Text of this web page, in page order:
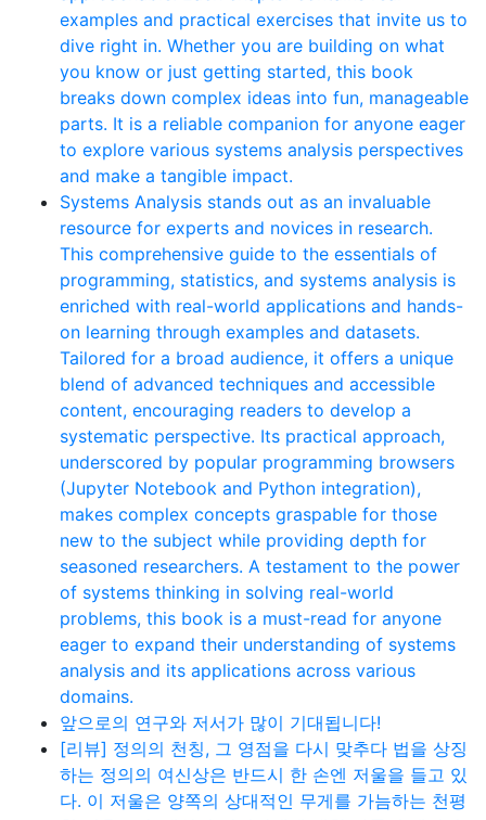
examples and practical exercises that invite us to
dive right in. Whether you are building on what
you know or just getting started, this book
breaks down complex ideas into fun, manageable
parts. It is a reliable companion for anyone eager
to explore various systems analysis perspectives
and make a tangible impact.
Systems Analysis stands out as an invaluable
resource for experts and novices in research.
This comprehensive guide to the essentials of
programming, statistics, and systems analysis is
enriched with real-world applications and hands-
on learning through examples and datasets.
Tailored for a broad audience, it offers a unique
blend of advanced techniques and accessible
content, encouraging readers to develop a
systematic perspective. Its practical approach,
underscored by popular programming browsers
(Jupyter Notebook and Python integration),
makes complex concepts graspable for those
new to the subject while providing depth for
seasoned researchers. A testament to the power
of systems thinking in solving real-world
problems, this book is a must-read for anyone
eager to expand their understanding of systems
analysis and its applications across various
domains.
앞으로의 연구와 저서가 많이 기대됩니다!
[리뷰] 정의의 천칭, 그 영점을 다시 맞추다 법을 상징
하는 정의의 여신상은 반드시 한 손엔 저울을 들고 있
다. 이 저울은 양쪽의 상대적인 무게를 가늠하는 천평